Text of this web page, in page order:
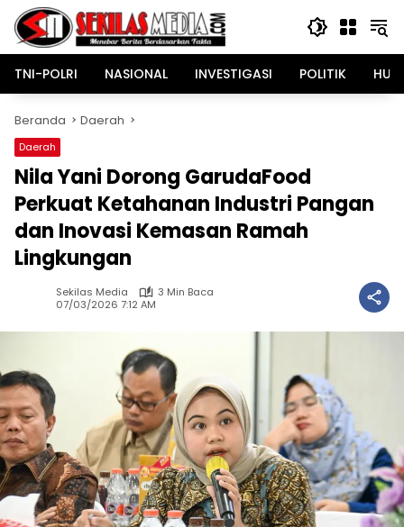
Langsung
konten
TNI-POLRI
NASIONAL INVESTIGASI POLITIK
Beranda Daerah
Daerah
Nila Yani Dorong GarudaFood
Perkuat Ketahanan Industri Pangan
dan Inovasi Kemasan Ramah
Lingkungan
Sekilas Media
3 Min Baca
07/03/2026 7:12 AM